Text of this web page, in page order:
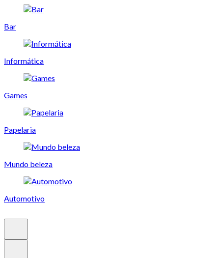
Bar
Informática
Games
Papelaria
Mundo beleza
Automotivo